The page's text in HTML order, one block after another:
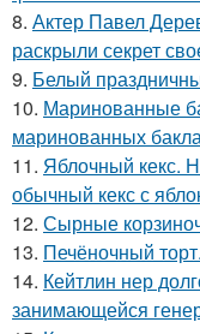
8. Актер Павел
раскрыли секрет
9. Белый
10. Маринованные
маринованных
11. Яблочный кекс.
обычный кекс с
12. Сырные
13. Печёночный
14. Кейтлин нер
занимающейся